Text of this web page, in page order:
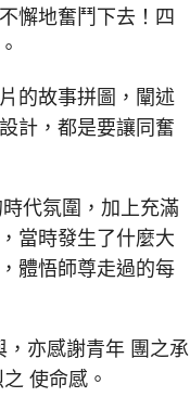
懈地奮鬥下去！四
的故事拼圖，闡述
計，都是要讓同奮
代氛圍，加上充滿
當時發生了什麼大
體悟師尊走過的每
亦感謝青年 團之承
使命感。